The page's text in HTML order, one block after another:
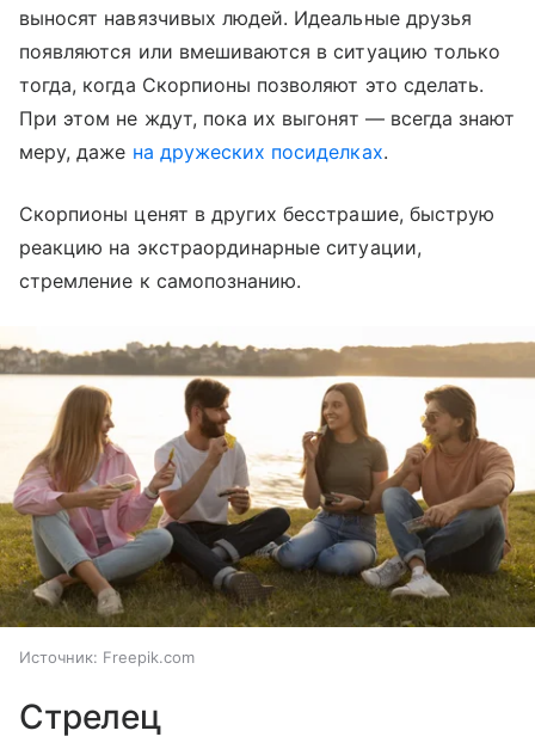
выносят навязчивых людей. Идеальные друзья
появляются или вмешиваются в ситуацию только
тогда, когда Скорпионы позволяют это сделать.
При этом не ждут, пока их выгонят — всегда знают
меру, даже на дружеских посиделках.
Скорпионы ценят в других бесстрашие, быструю
реакцию на экстраординарные ситуации,
стремление к самопознанию.
Источник: Freepik.com
Стрелец